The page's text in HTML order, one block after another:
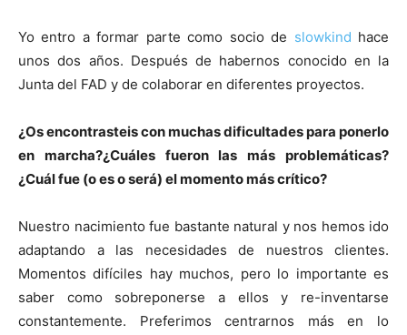
Yo entro a formar parte como socio de slowkind hace
unos dos años. Después de habernos conocido en la
Junta del FAD y de colaborar en diferentes proyectos.
¿Os encontrasteis con muchas dificultades para ponerlo
en marcha?¿Cuáles fueron las más problemáticas?
¿Cuál fue (o es o será) el momento más crítico?
Nuestro nacimiento fue bastante natural y nos hemos ido
adaptando a las necesidades de nuestros clientes.
Momentos difíciles hay muchos, pero lo importante es
saber como sobreponerse a ellos y re-inventarse
constantemente. Preferimos centrarnos más en lo